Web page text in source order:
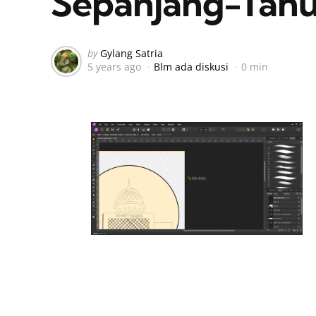
Posted
by
by Gylang Satria
5 years ago
Blm ada diskusi 0 min